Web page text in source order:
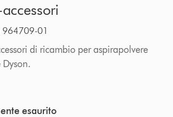
964709-01
di ricambio per aspirapolvere
Dyson.
esaurito